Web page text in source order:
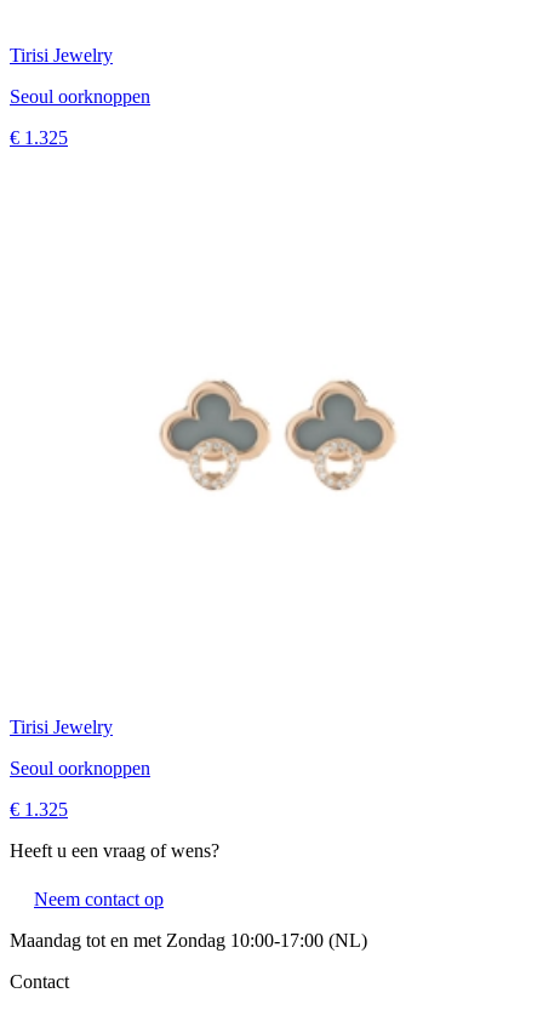
Tirisi Jewelry
Seoul oorknoppen
€ 1.325
Tirisi Jewelry
Seoul oorknoppen
€ 1.325
Heeft u een vraag of wens?
Neem contact op
Maandag tot en met Zondag 10:00-17:00 (NL)
Contact